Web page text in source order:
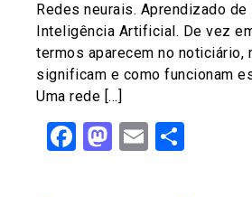
Redes neurais. Aprendizado de
Inteligência Artificial. De vez
termos aparecem no noticiário,
significam e como funcionam
Uma rede […]
Facebook
Mastodon
Email